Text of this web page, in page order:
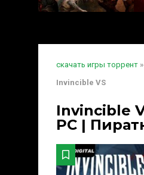
скачать игры торрент »
Invincible VS
Invincible
PC |